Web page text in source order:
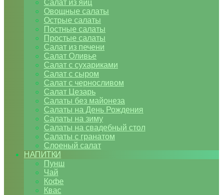
Салат из яиц
Овощные салаты
Острые салаты
Постные салаты
Простые салаты
Салат из печени
Салат Оливье
Салат с сухариками
Салат с сыром
Салат с черносливом
Салат Цезарь
Салаты без майонеза
Салаты на День Рождения
Салаты на зиму
Салаты на свадебный стол
Салаты с гранатом
Слоеный салат
НАПИТКИ
Пунш
Чай
Кофе
Квас